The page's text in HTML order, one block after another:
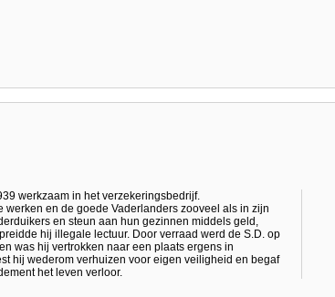
werkzaam in het verzekeringsbedrijf.
en de goede Vaderlanders zooveel als in zijn
en steun aan hun gezinnen middels geld,
hij illegale lectuur. Door verraad werd de S.D. op
was hij vertrokken naar een plaats ergens in
hij wederom verhuizen voor eigen veiligheid en begaf
het leven verloor.